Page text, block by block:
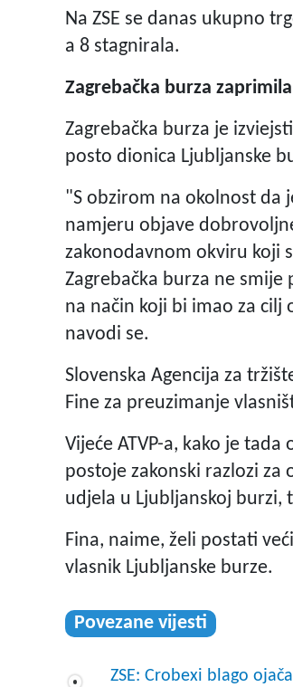
Na ZSE se danas ukupno
a 8 stagnirala.
Zagrebačka burza
Zagrebačka burza je
posto dionica Ljubljanske
"S obzirom na okolnost da
namjeru objave
zakonodavnom okviru koji
Zagrebačka burza ne
na način koji bi imao za
navodi se.
Slovenska Agencija za
Fine za preuzimanje
Vijeće ATVP-a, kako je
postoje zakonski razlozi za
udjela u Ljubljanskoj burzi,
Fina, naime, želi postati
vlasnik Ljubljanske burze.
Povezane vijesti
ZSE: Crobexi blago